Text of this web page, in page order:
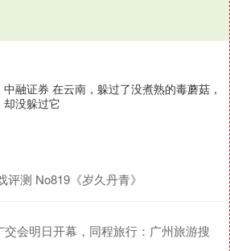
中融证券 在云南，躲过了没煮熟的毒蘑菇，
却没躲过它
评测 No819《岁久丹青》
交会明日开幕，同程旅行：广州旅游搜